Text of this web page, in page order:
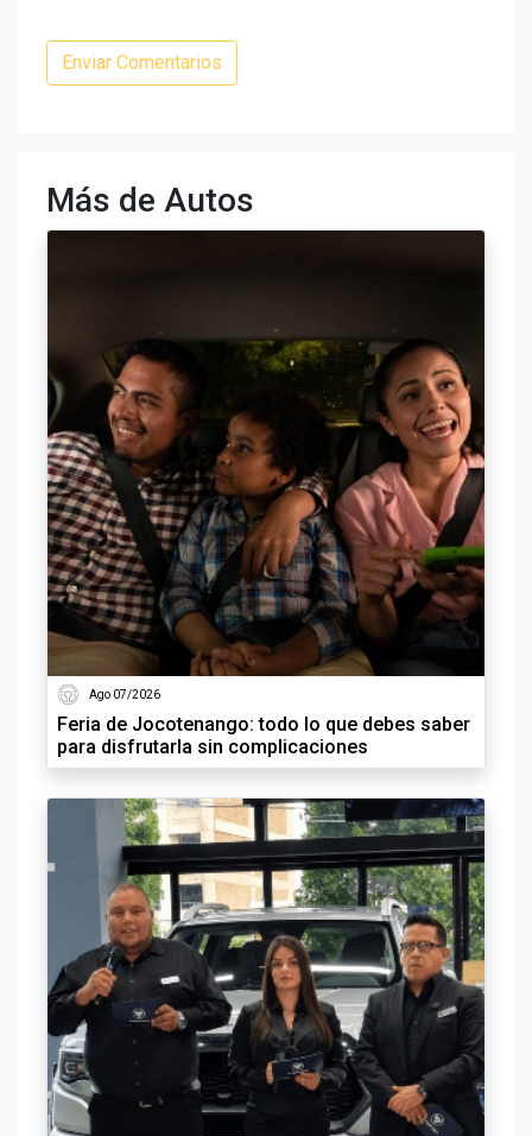
Más de Autos
Ago 07/2026
Feria de Jocotenango: todo lo que debes saber
para disfrutarla sin complicaciones